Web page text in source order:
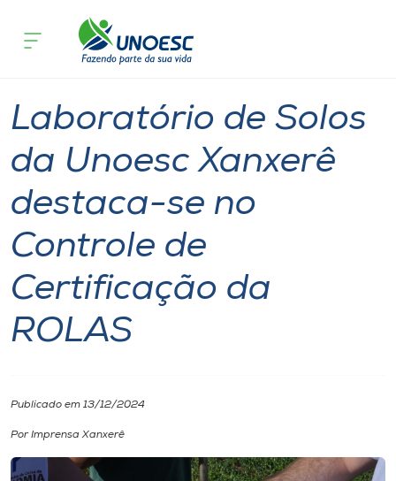
Cursos
Pesquisa
Atendimento ao Estudante
Portal de Ensino
Unoesc
I.nova
Geral
Laboratório de Solos
da Unoesc Xanxerê
destaca-se no
Controle de
Certificação da
ROLAS
Publicado em 13/12/2024
Por Imprensa Xanxerê